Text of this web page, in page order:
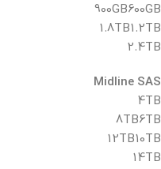
600GB
900GB
1.2TB
1.8TB
2.4TB
Midline SAS
4TB
6TB
8TB
10TB
12TB
14TB